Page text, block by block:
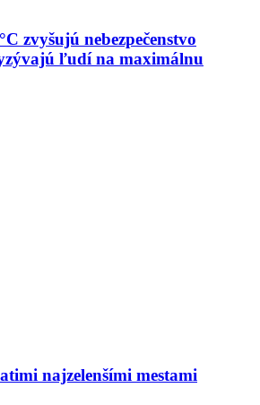
zvyšujú nebezpečenstvo
ľudí na maximálnu
najzelenšími mestami